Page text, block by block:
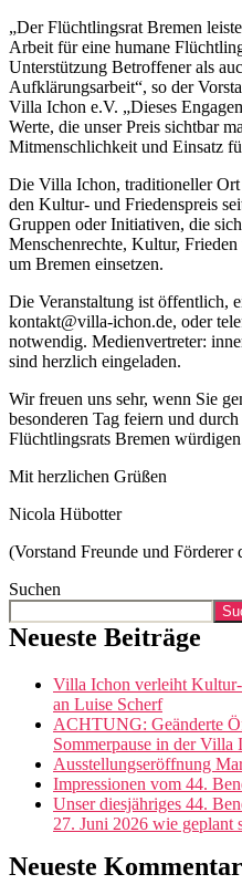
„Der Flüchtlingsrat Bremen
Arbeit für eine humane
Unterstützung Betroffener als
Aufklärungsarbeit“, so der
Villa Ichon e.V. „Dieses
Werte, die unser Preis sichtbar
Mitmenschlichkeit und Einsatz
Die Villa Ichon, traditioneller
den Kultur- und Friedenspreis
Gruppen oder Initiativen, die
Menschenrechte, Kultur,
um Bremen einsetzen.
Die Veranstaltung ist öffentlich,
kontakt@villa-ichon.de, oder
notwendig. Medienvertreter:
sind herzlich eingeladen.
Wir freuen uns sehr, wenn Sie
besonderen Tag feiern und
Flüchtlingsrats Bremen
Mit herzlichen Grüßen
Nicola Hübotter
(Vorstand Freunde und
Suchen
Neueste Beiträge
Villa Ichon verleiht
an Luise Scherf
ACHTUNG: Geänderte
Sommerpause in der Villa
Ausstellungseröffnung
Impressionen vom 44.
Unser diesjähriges 44.
27. Juni 2026 wie geplant
Neueste